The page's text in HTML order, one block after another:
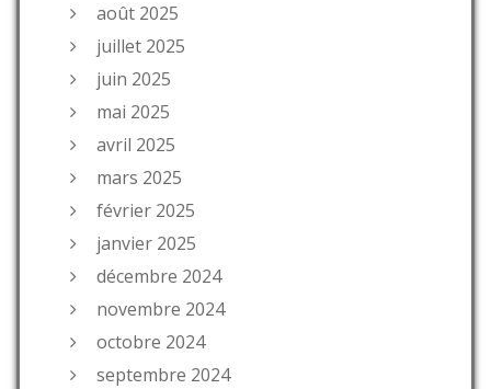
août 2025
juillet 2025
juin 2025
mai 2025
avril 2025
mars 2025
février 2025
janvier 2025
décembre 2024
novembre 2024
octobre 2024
septembre 2024